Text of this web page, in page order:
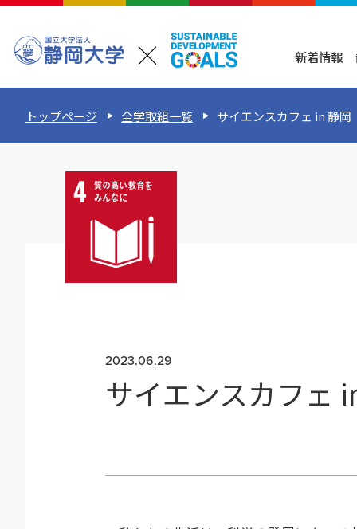
新着情報
トップページ 全学取組一覧 サイエンスカフェ in 静岡
2023.06.29
サイエンスカフェ